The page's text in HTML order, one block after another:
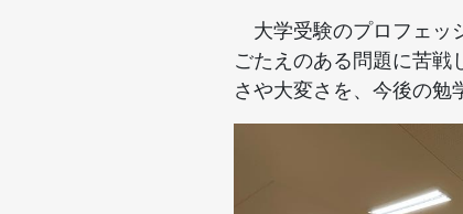
大学受験のプロフェッ
ごたえのある問題に苦戦
さや大変さを、今後の勉